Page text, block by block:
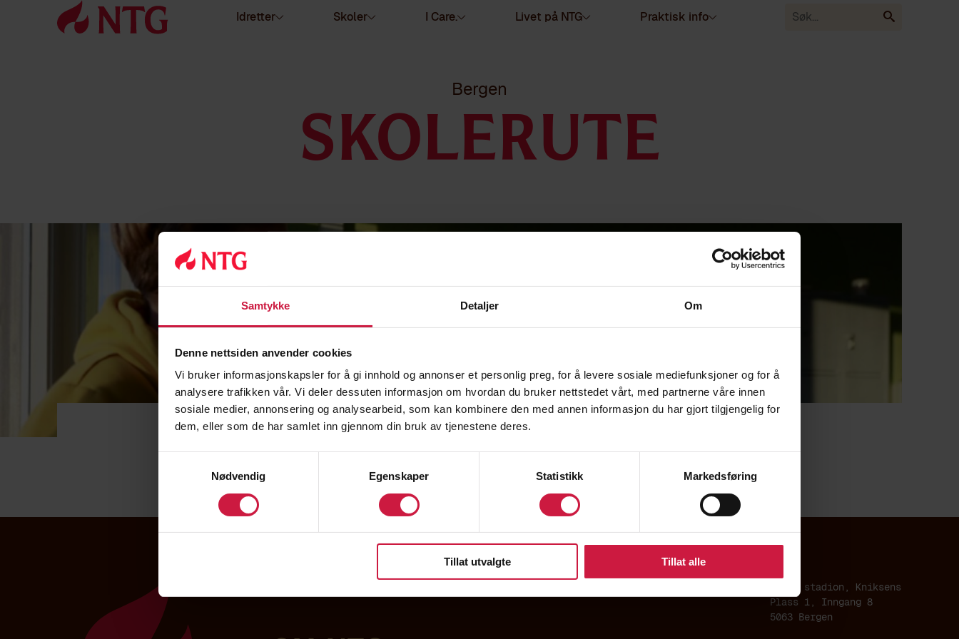
Samtykke Detaljer Om
Denne nettsiden anvender cookies
Vi bruker informasjonskapsler for å gi innhold og annonser et personlig preg, for å levere sosiale mediefunksjoner og for å
analysere trafikken vår. Vi deler dessuten informasjon om hvordan du bruker nettstedet vårt, med partnerne våre innen
sosiale medier, annonsering og analysearbeid, som kan kombinere den med annen informasjon du har gjort tilgjengelig for
dem, eller som de har samlet inn gjennom din bruk av tjenestene deres.
Nødvendig
Egenskaper Statistikk Markedsføring
Tillat utvalgte Tillat alle
Idretter Skoler I Care. Livet på NTG Praktisk info
Bergen
SKOLERUTE
NTG Bergen skolerute 2022/23
[table “” not found /]
Brann stadion, Kniksens
Plass 1, Inngang 8
5063 Bergen